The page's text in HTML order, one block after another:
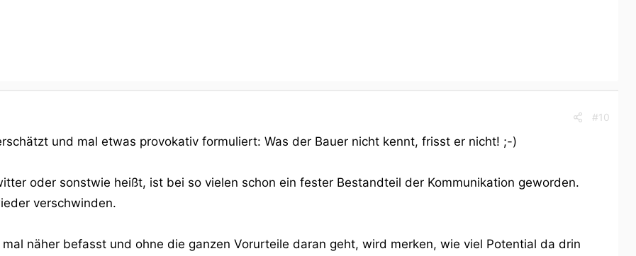
#10
und mal etwas provokativ formuliert: Was der Bauer nicht kennt, frisst er nicht! ;-)
oder sonstwie heißt, ist bei so vielen schon ein fester Bestandteil der Kommunikation geworden.
verschwinden.
näher befasst und ohne die ganzen Vorurteile daran geht, wird merken, wie viel Potential da drin